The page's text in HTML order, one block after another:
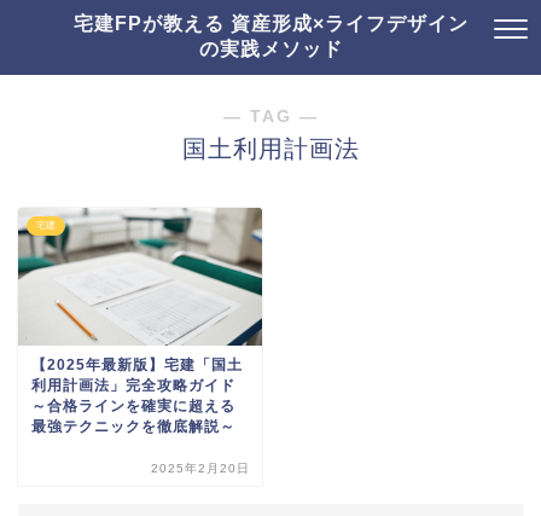
宅建FPが教える 資産形成×ライフデザイン
の実践メソッド
― TAG ―
国土利用計画法
宅建
【2025年最新版】宅建「国土
利用計画法」完全攻略ガイド
～合格ラインを確実に超える
最強テクニックを徹底解説～
2025年2月20日